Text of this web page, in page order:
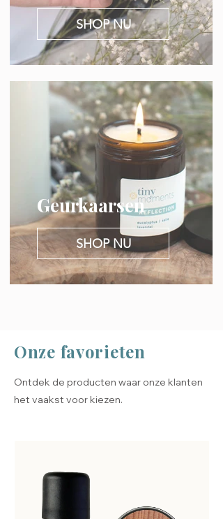
SHOP NU
Geurkaarsen
SHOP NU
Onze favorieten
Ontdek de producten waar onze klanten
het vaakst voor kiezen.